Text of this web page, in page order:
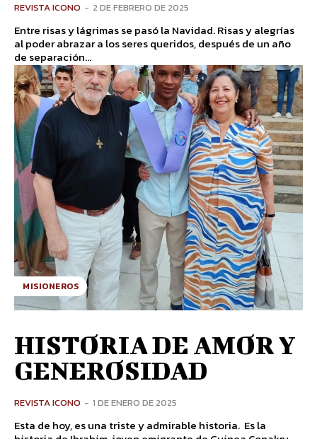
REVISTA ICONO - 2 DE FEBRERO DE 2025
Entre risas y lágrimas se pasó la Navidad. Risas y alegrías
al poder abrazar a los seres queridos, después de un año
de separación...
MISIONEROS
HISTORIA DE AMOR Y
GENEROSIDAD
REVISTA ICONO - 1 DE ENERO DE 2025
Esta de hoy, es una triste y admirable historia. Es la